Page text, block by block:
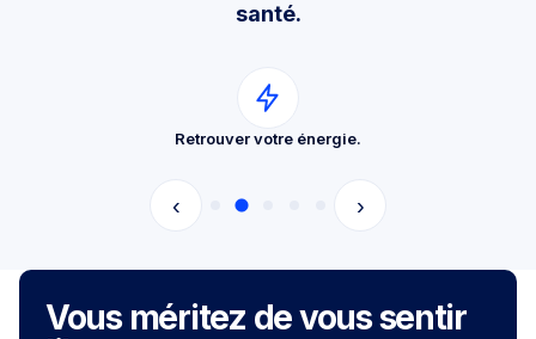
santé.
Retrouver votre énergie.
‹ ›
Vous méritez de vous sentir